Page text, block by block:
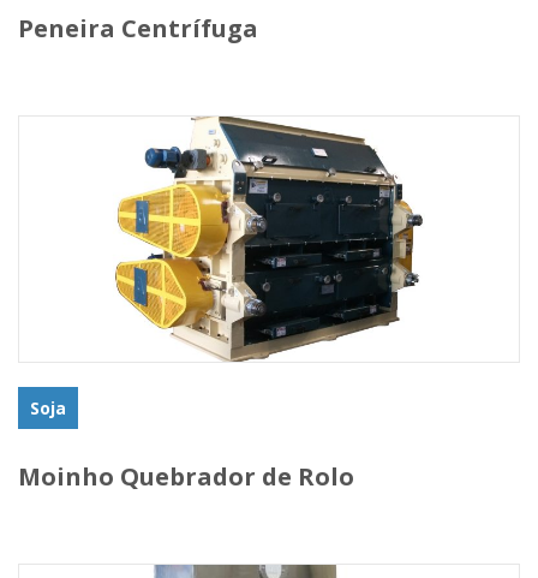
Peneira Centrífuga
Soja
Moinho Quebrador de Rolo